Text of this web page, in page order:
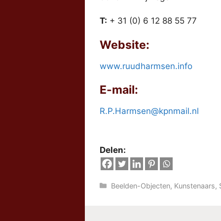
T: + 31 (0) 6 12 88 55 77
Website:
www.ruudharmsen.info
E-mail:
R.P.Harmsen@kpnmail.nl
Delen:
Categorieën
Beelden-Objecten, Kunstenaars,